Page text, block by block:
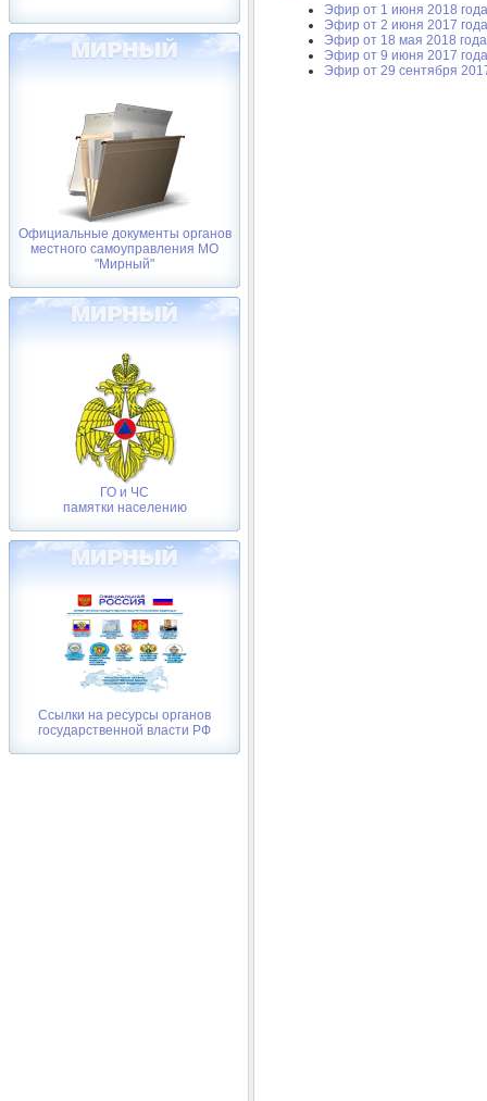
Официальные документы органов
местного самоуправления МО
"Мирный"
ГО и ЧС
памятки населению
Ссылки на ресурсы органов
государственной власти РФ
Эфир от 1 июня 2018 года
Эфир от 2 июня 2017 года
Эфир от 18 мая 2018 года
Эфир от 9 июня 2017 года
Эфир от 29 сентября